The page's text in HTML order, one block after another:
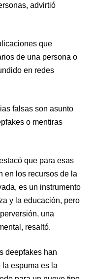
advirtió
que
de una persona o
en redes
falsas son asunto
o mentiras
que para esas
en los recursos de la
es un instrumento
y la educación, pero
una
resaltó.
deepfakes han
espuma es la